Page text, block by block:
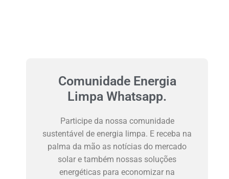
Comunidade Energia
Limpa Whatsapp.
Participe da nossa comunidade
sustentável de energia limpa. E receba na
palma da mão as notícias do mercado
solar e também nossas soluções
energéticas para economizar na